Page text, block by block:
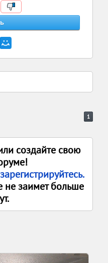
1
создайте свою
зарегистрируйтесь.
не заимет больше